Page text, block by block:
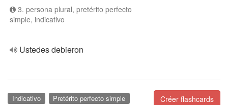
3. persona plural, pretérito perfecto
simple, indicativo
Ustedes debieron
Créer flashcards
Indicativo Pretérito perfecto simple